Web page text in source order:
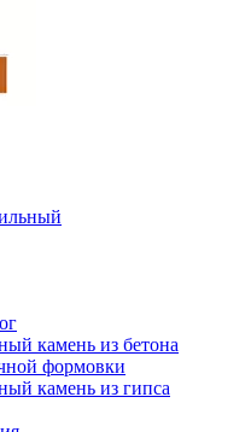
камень из бетона
формовки
камень из гипса